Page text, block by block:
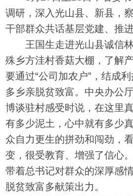
调研，深入光山县、新县，
干部群众共话基层党建、推
王国生走进光山县诚信林
殊乡方洼村香菇大棚，了解
要通过“公司加农户”，结成
多乡亲脱贫致富。中央办公
博谈驻村感受时说，在这里
有多少泥土，心中就有多少
众自力更生的拼劲和闯劲，
变，很受教育、增强了信心
带着总书记对群众的深厚感
脱贫致富多献策出力。